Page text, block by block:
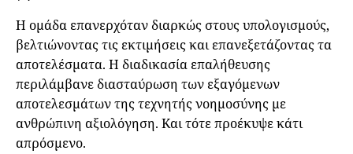
Η ομάδα επανερχόταν διαρκώς στους υπολογισμούς,
βελτιώνοντας τις εκτιμήσεις και επανεξετάζοντας τα
αποτελέσματα. Η διαδικασία επαλήθευσης
περιλάμβανε διασταύρωση των εξαγόμενων
αποτελεσμάτων της τεχνητής νοημοσύνης με
ανθρώπινη αξιολόγηση. Και τότε προέκυψε κάτι
απρόσμενο.